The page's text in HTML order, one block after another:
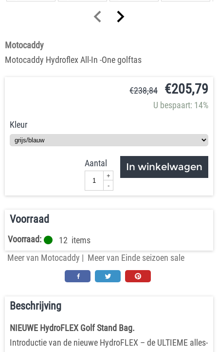
Motocaddy
Motocaddy Hydroflex All-In -One golftas
€238,84 €205,79
U bespaart: 14%
Kleur
Aantal
+
-
In winkelwagen
Voorraad
Voorraad: 12 items
Meer van Motocaddy | Meer van Einde seizoen sale
Beschrijving
NIEUWE HydroFLEX Golf Stand Bag.
Introductie van de nieuwe HydroFLEX – de ULTIEME alles-